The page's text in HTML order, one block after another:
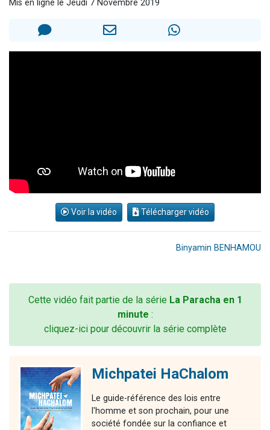
30 personnes viennent de faire un don pour Sauvez la jambe de Yohan
Mis en ligne le Jeudi 7 Novembre 2019
Voir la vidéo Télécharger vidéo
Binyamin BENHAMOU
Cette vidéo fait partie de la série La Paracha en 1
minute :
cliquez-ici pour découvrir la série complète
Michpatei HaChalom
Le guide-référence des lois entre
l'homme et son prochain, pour une
société fondée sur la confiance et